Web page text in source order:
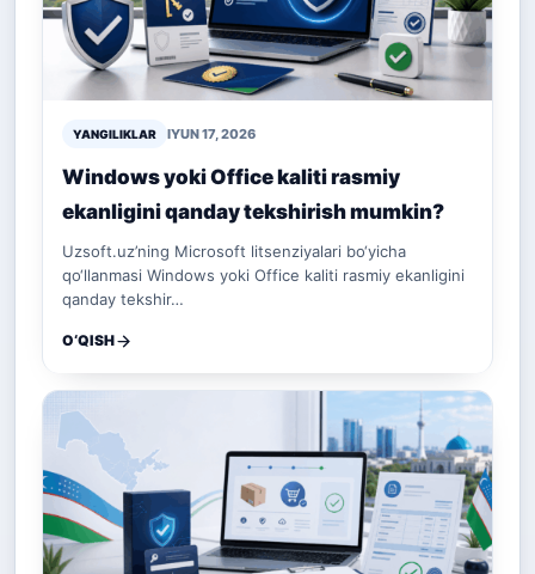
YANGILIKLAR IYUN 17, 2026
Windows yoki Office kaliti rasmiy
ekanligini qanday tekshirish mumkin?
Uzsoft.uz’ning Microsoft litsenziyalari bo‘yicha
qo‘llanmasi Windows yoki Office kaliti rasmiy ekanligini
qanday tekshir…
O‘QISH